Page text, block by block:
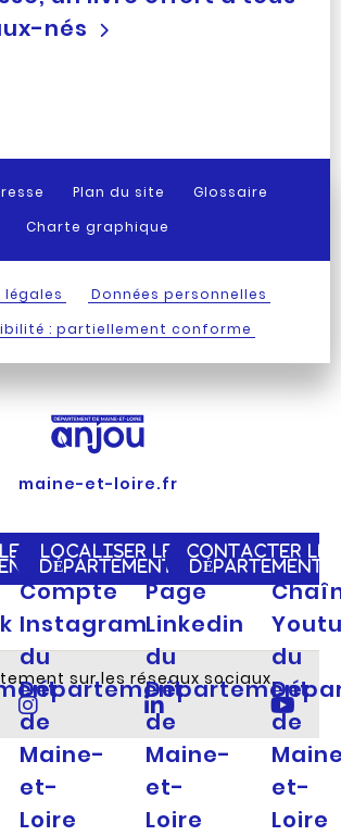
nés
Plan du site
Glossaire
Charte graphique
légales
Données personnelles
: partiellement conforme
maine-et-loire.fr
LOCALISER LE
DÉPARTEMENT
CONTACTER LE
DÉPARTEMENT
sur les réseaux sociaux
Compte
Instagram
du
Département
de
Maine-
et-
Loire
Page
Linkedin
du
Département
de
Maine-
et-
Loire
du
de
et-
Loire